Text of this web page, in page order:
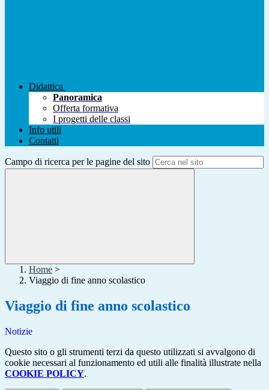
Didattica
Panoramica
Offerta formativa
I progetti delle classi
Info utili
Contatti
Campo di ricerca per le pagine del sito
Home >
Viaggio di fine anno scolastico
Viaggio di fine anno scolastico
Notizie
Questo sito o gli strumenti terzi da questo utilizzati si avvalgono di
cookie necessari al funzionamento ed utili alle finalità illustrate nella
COOKIE POLICY.